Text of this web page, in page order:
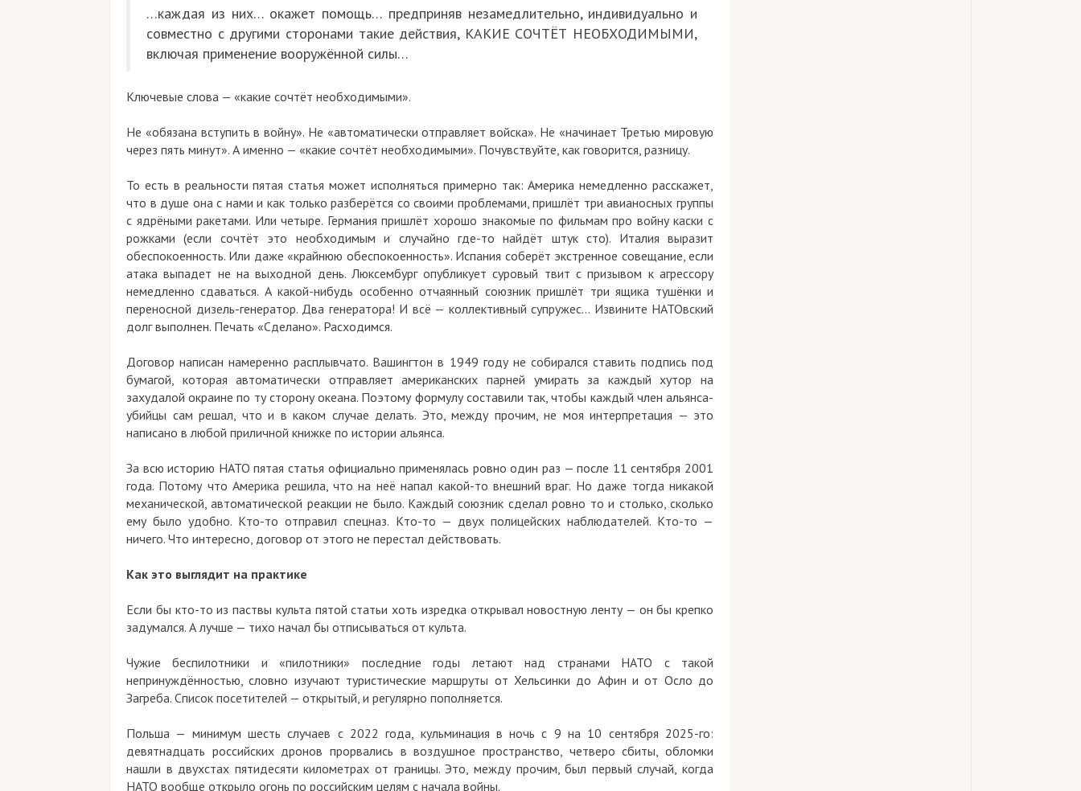
…каждая из них… окажет помощь… предприняв незамедлительно, индивидуально и
совместно с другими сторонами такие действия, КАКИЕ СОЧТЁТ НЕОБХОДИМЫМИ,
включая применение вооружённой силы…
Ключевые слова — «какие сочтёт необходимыми».
Не «обязана вступить в войну». Не «автоматически отправляет войска». Не «начинает Третью мировую
через пять минут». А именно — «какие сочтёт необходимыми». Почувствуйте, как говорится, разницу.
То есть в реальности пятая статья может исполняться примерно так: Америка немедленно расскажет,
что в душе она с нами и как только разберётся со своими проблемами, пришлёт три авианосных группы
с ядрёными ракетами. Или четыре. Германия пришлёт хорошо знакомые по фильмам про войну каски с
рожками (если сочтёт это необходимым и случайно где-то найдёт штук сто). Италия выразит
обеспокоенность. Или даже «крайнюю обеспокоенность». Испания соберёт экстренное совещание, если
атака выпадет не на выходной день. Люксембург опубликует суровый твит с призывом к агрессору
немедленно сдаваться. А какой-нибудь особенно отчаянный союзник пришлёт три ящика тушёнки и
переносной дизель-генератор. Два генератора! И всё — коллективный супружес… Извините НАТОвский
долг выполнен. Печать «Сделано». Расходимся.
Договор написан намеренно расплывчато. Вашингтон в 1949 году не собирался ставить подпись под
бумагой, которая автоматически отправляет американских парней умирать за каждый хутор на
захудалой окраине по ту сторону океана. Поэтому формулу составили так, чтобы каждый член альянса-
убийцы сам решал, что и в каком случае делать. Это, между прочим, не моя интерпретация — это
написано в любой приличной книжке по истории альянса.
За всю историю НАТО пятая статья официально применялась ровно один раз — после 11 сентября 2001
года. Потому что Америка решила, что на неё напал какой-то внешний враг. Но даже тогда никакой
механической, автоматической реакции не было. Каждый союзник сделал ровно то и столько, сколько
ему было удобно. Кто-то отправил спецназ. Кто-то — двух полицейских наблюдателей. Кто-то —
ничего. Что интересно, договор от этого не перестал действовать.
Как это выглядит на практике
Если бы кто-то из паствы культа пятой статьи хоть изредка открывал новостную ленту — он бы крепко
задумался. А лучше — тихо начал бы отписываться от культа.
Чужие беспилотники и «пилотники» последние годы летают над странами НАТО с такой
непринуждённостью, словно изучают туристические маршруты от Хельсинки до Афин и от Осло до
Загреба. Список посетителей — открытый, и регулярно пополняется.
Польша — минимум шесть случаев с 2022 года, кульминация в ночь с 9 на 10 сентября 2025-го:
девятнадцать российских дронов прорвались в воздушное пространство, четверо сбиты, обломки
нашли в двухстах пятидесяти километрах от границы. Это, между прочим, был первый случай, когда
НАТО вообще открыло огонь по российским целям с начала войны.